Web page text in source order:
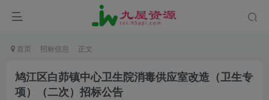
首页 招标信息 正文
鸠江区白茆镇中心卫生院消毒供应室改造（卫生专
项）（二次）招标公告